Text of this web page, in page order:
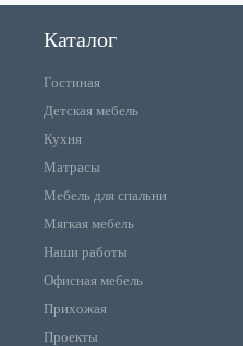
Каталог
Гостиная
Детская мебель
Кухня
Матрасы
Мебель для спальни
Мягкая мебель
Наши работы
Офисная мебель
Прихожая
Проекты